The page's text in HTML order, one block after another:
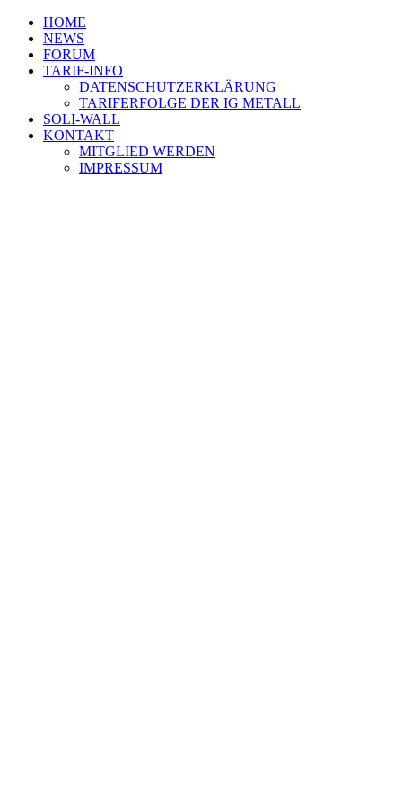
HOME
NEWS
FORUM
TARIF-INFO
DATENSCHUTZERKLÄRUNG
TARIFERFOLGE DER IG METALL
SOLI-WALL
KONTAKT
MITGLIED WERDEN
IMPRESSUM